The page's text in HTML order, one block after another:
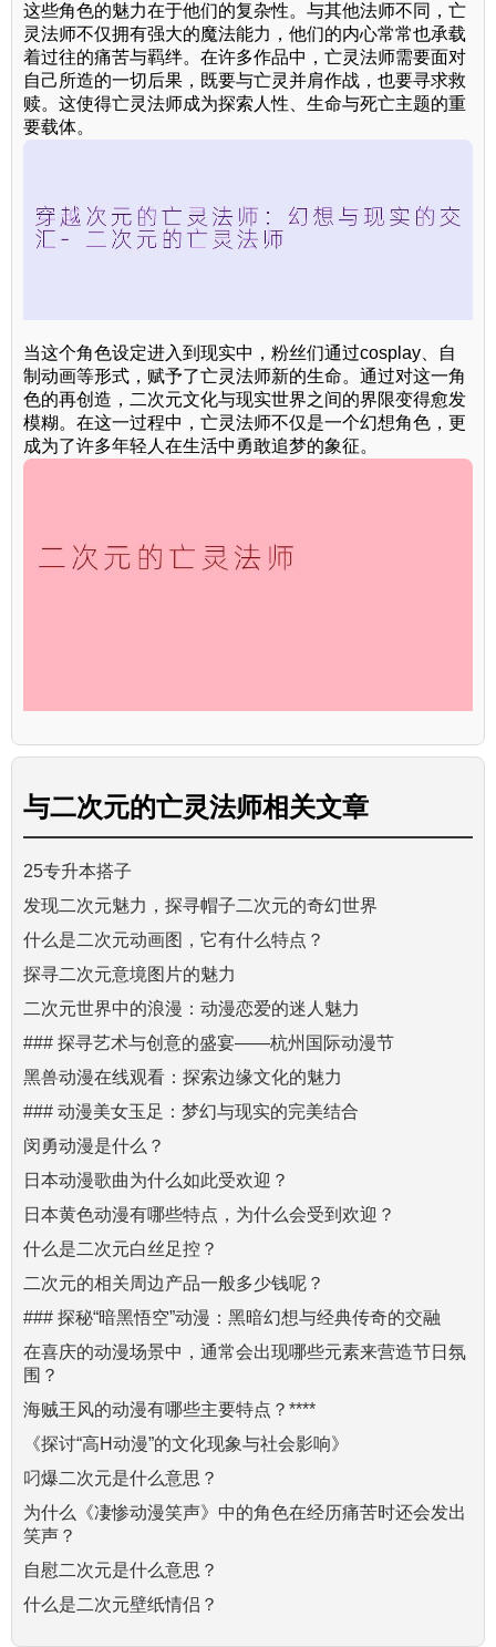
这些角色的魅力在于他们的复杂性。与其他法师不同，亡
灵法师不仅拥有强大的魔法能力，他们的内心常常也承载
着过往的痛苦与羁绊。在许多作品中，亡灵法师需要面对
自己所造的一切后果，既要与亡灵并肩作战，也要寻求救
赎。这使得亡灵法师成为探索人性、生命与死亡主题的重
要载体。
当这个角色设定进入到现实中，粉丝们通过cosplay、自
制动画等形式，赋予了亡灵法师新的生命。通过对这一角
色的再创造，二次元文化与现实世界之间的界限变得愈发
模糊。在这一过程中，亡灵法师不仅是一个幻想角色，更
成为了许多年轻人在生活中勇敢追梦的象征。
与二次元的亡灵法师相关文章
25专升本搭子
发现二次元魅力，探寻帽子二次元的奇幻世界
什么是二次元动画图，它有什么特点？
探寻二次元意境图片的魅力
二次元世界中的浪漫：动漫恋爱的迷人魅力
### 探寻艺术与创意的盛宴——杭州国际动漫节
黑兽动漫在线观看：探索边缘文化的魅力
### 动漫美女玉足：梦幻与现实的完美结合
闵勇动漫是什么？
日本动漫歌曲为什么如此受欢迎？
日本黄色动漫有哪些特点，为什么会受到欢迎？
什么是二次元白丝足控？
二次元的相关周边产品一般多少钱呢？
### 探秘“暗黑悟空”动漫：黑暗幻想与经典传奇的交融
在喜庆的动漫场景中，通常会出现哪些元素来营造节日氛
围？
海贼王风的动漫有哪些主要特点？****
《探讨“高H动漫”的文化现象与社会影响》
叼爆二次元是什么意思？
为什么《凄惨动漫笑声》中的角色在经历痛苦时还会发出
笑声？
自慰二次元是什么意思？
什么是二次元壁纸情侣？